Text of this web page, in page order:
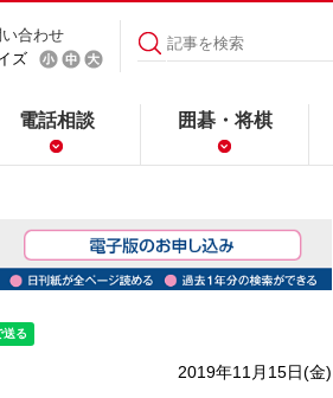
い合わせ
ズ
電話相談 囲碁・将棋
2019年11月15日(金)